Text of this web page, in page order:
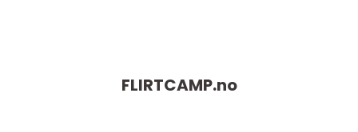
FLIRTCAMP.no